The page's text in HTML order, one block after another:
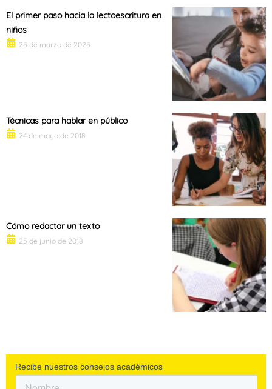
El primer paso hacia la lectoescritura en
niños
25 de marzo de 2025
Técnicas para hablar en público
24 de mayo de 2018
Cómo redactar un texto
25 de junio de 2018